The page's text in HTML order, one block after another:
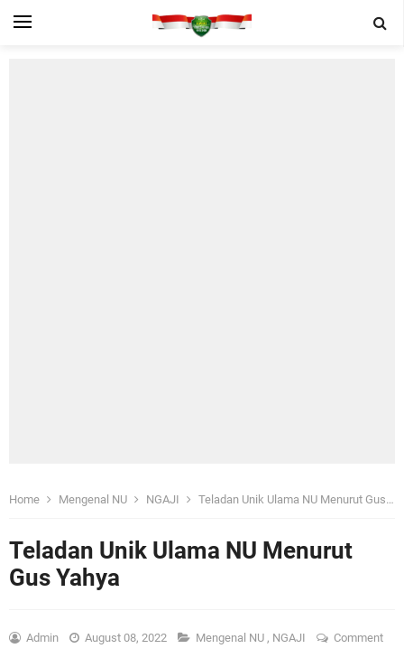
Home Mengenal NU NGAJI Teladan Unik Ulama NU Menurut Gus Yahya
Teladan Unik Ulama NU Menurut
Gus Yahya
Admin August 08, 2022 Mengenal NU , NGAJI Comment